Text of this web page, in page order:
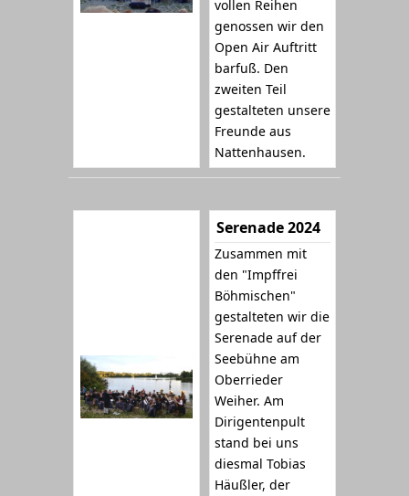
vollen Reihen
genossen wir den
Open Air Auftritt
barfuß. Den
zweiten Teil
gestalteten unsere
Freunde aus
Nattenhausen.
Serenade 2024
Zusammen mit
den "Impffrei
Böhmischen"
gestalteten wir die
Serenade auf der
Seebühne am
Oberrieder
Weiher. Am
Dirigentenpult
stand bei uns
diesmal Tobias
Häußler, der